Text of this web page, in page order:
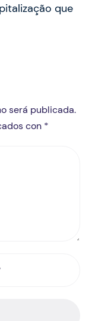
que
será publicada.
con *